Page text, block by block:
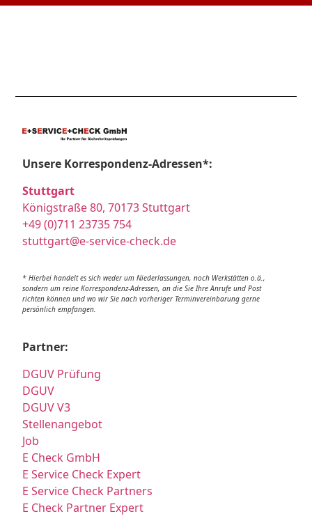
Unsere Korrespondenz-Adressen*:
Stuttgart
Königstraße 80, 70173 Stuttgart
+49 (0)711 23735 754
stuttgart@e-service-check.de
* Hierbei handelt es sich weder um Niederlassungen, noch Werkstätten o.ä.,
sondern um reine Korrespondenz-Adressen, an die Sie Ihre Anrufe und Post
richten können und wo wir Sie nach vorheriger Terminvereinbarung gerne
persönlich empfangen.
Partner:
DGUV Prüfung
DGUV
DGUV V3
Stellenangebot
Job
E Check GmbH
E Service Check Expert
E Service Check Partners
E Check Partner Expert